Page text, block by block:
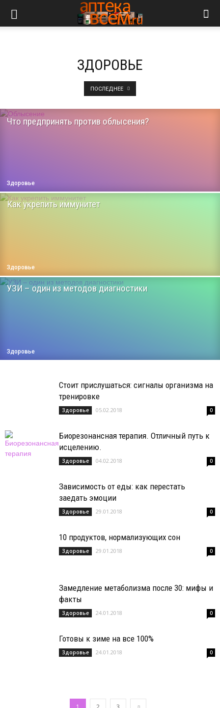
ЗДОРОВЬЕ
ПОСЛЕДНЕЕ
Здоровье
Что предпринять против облысения?
Здоровье
Как укрепить иммунитет
Здоровье
УЗИ – один из методов диагностики
Стоит прислушаться: сигналы организма на
тренировке
Здоровье 05.02.2018 0
Биорезонансная терапия. Отличный путь к
исцелению.
Здоровье 04.02.2018 0
Зависимость от еды: как перестать
заедать эмоции
Здоровье 29.01.2018 0
10 продуктов, нормализующих сон
Здоровье 29.01.2018 0
Замедление метаболизма после 30: мифы и
факты
Здоровье 24.01.2018 0
Готовы к зиме на все 100%
Здоровье 24.01.2018 0